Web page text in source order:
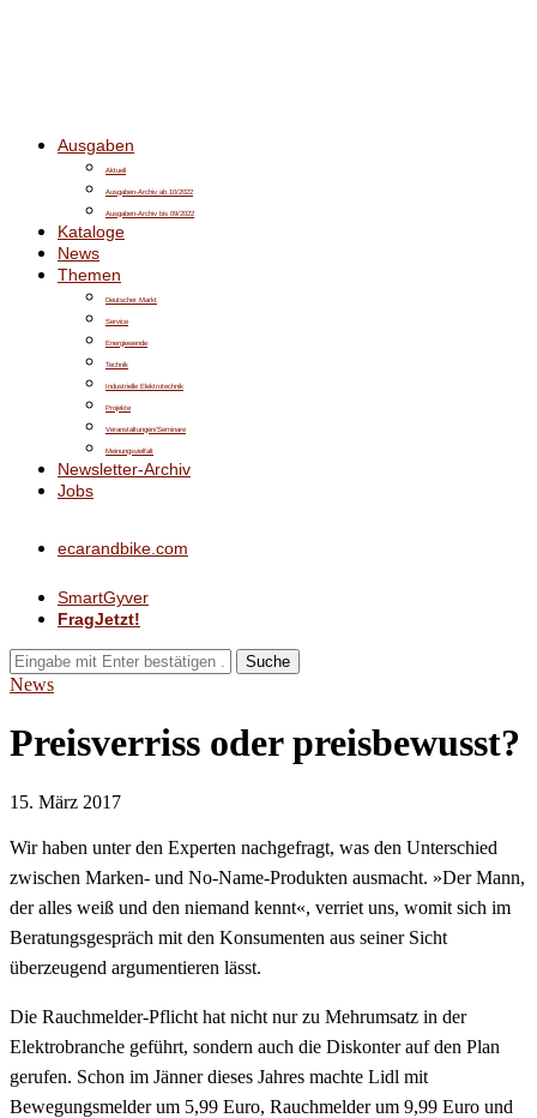
Ausgaben
Aktuell
Ausgaben-Archiv ab 10/2022
Ausgaben-Archiv bis 09/2022
Kataloge
News
Themen
Deutscher Markt
Service
Energiewende
Technik
Industrielle Elektrotechnik
Projekte
Veranstaltungen/Seminare
Meinungsvielfalt
Newsletter-Archiv
Jobs
ecarandbike.com
SmartGyver
FragJetzt!
Suche
News
Preisverriss oder preisbewusst?
15. März 2017
Wir haben unter den Experten nachgefragt, was den Unterschied
zwischen Marken- und No-Name-Produkten ausmacht. »Der Mann,
der alles weiß und den niemand kennt«, verriet uns, womit sich im
Beratungsgespräch mit den Konsumenten aus seiner Sicht
überzeugend argumentieren lässt.
Die Rauchmelder-Pflicht hat nicht nur zu Mehrumsatz in der
Elektrobranche geführt, sondern auch die Diskonter auf den Plan
gerufen. Schon im Jänner dieses Jahres machte Lidl mit
Bewegungsmelder um 5,99 Euro, Rauchmelder um 9,99 Euro und